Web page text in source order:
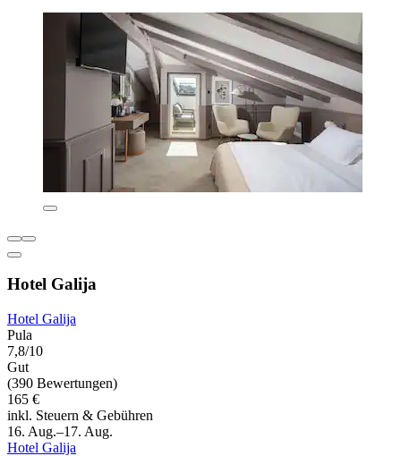
Hotel Galija
Hotel Galija
Pula
7,8/10
Gut
(390 Bewertungen)
165 €
inkl. Steuern & Gebühren
16. Aug.–17. Aug.
Hotel Galija